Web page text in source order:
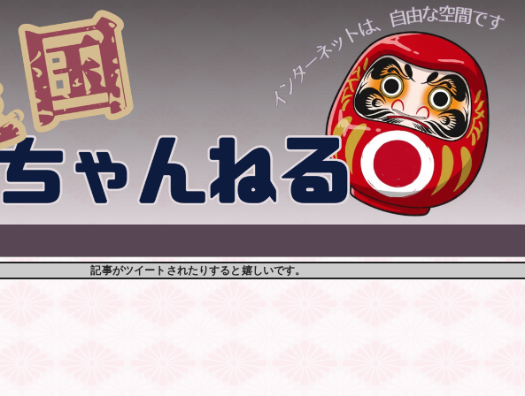
記事がツイートされたりすると嬉しいです。